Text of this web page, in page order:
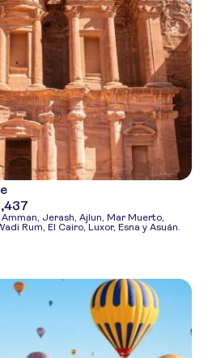
Jerash, Ajlun, Mar Muerto,
Rum, El Cairo, Luxor, Esna y Asuán.